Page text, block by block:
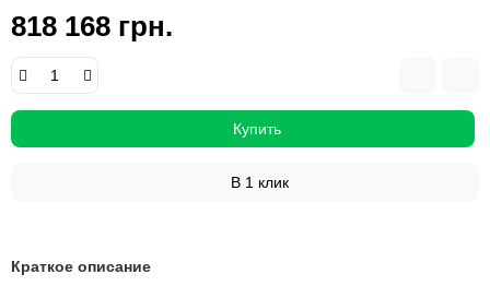
818 168 грн.
Купить
В 1 клик
Краткое описание